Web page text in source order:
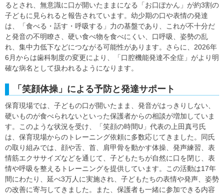
るとされ、無意識に口が開いたままになる「お口ぽかん」が約3割の
子どもに見られると報告されています。幼少期の口や表情の発達
は、「食べる・話す・呼吸する」力の基盤であり、これが不十分だ
と発音の不明瞭さ、硬い食べ物を食べにくい、口呼吸、姿勢の乱
れ、集中力低下などにつながる可能性があります。さらに、2026年
6月からは歯科制度の変更により、「口腔機能発達不全症」がより明
確な病名として扱われるようになります。
「笑顔体操」による予防と発達サポート
保育現場では、子どもの口が開いたまま、発音がはっきりしない、
硬いものが食べられないといった保護者からの相談が増加していま
す。このような状況を受け、「笑顔の時間U」代表の上田真弓氏
は、保育現場からのトレーニング依頼に多数応じてきました。同氏
の取り組みでは、顔や舌、首、肩甲骨を動かす体操、発声練習、表
情筋エクササイズなどを通じて、子どもたちが自然に口を閉じ、表
情や呼吸を整えるトレーニングを提供しています。この活動は17年
間にわたり、延べ3万人に実施され、子どもたちの表情や発声、姿勢
の改善に寄与してきました。また、保護者も一緒に参加できる内容